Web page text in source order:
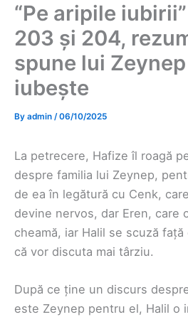
“Pe aripile
203 și 204,
spune lui
iubește
By admin /06/10/2025
La petrecere, Hafize îl roagă
despre familia lui Zeynep,
de ea în legătură cu Cenk,
devine nervos, dar Eren, care
cheamă, iar Halil se scuză
că vor discuta mai târziu.
După ce ține un discurs
este Zeynep pentru el, Halil o